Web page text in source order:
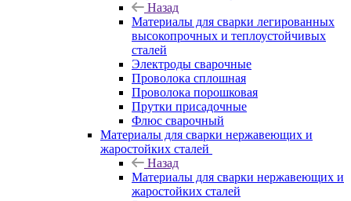
Назад
Материалы для сварки легированных
высокопрочных и теплоустойчивых
сталей
Электроды сварочные
Проволока сплошная
Проволока порошковая
Прутки присадочные
Флюс сварочный
Материалы для сварки нержавеющих и
жаростойких сталей
Назад
Материалы для сварки нержавеющих и
жаростойких сталей